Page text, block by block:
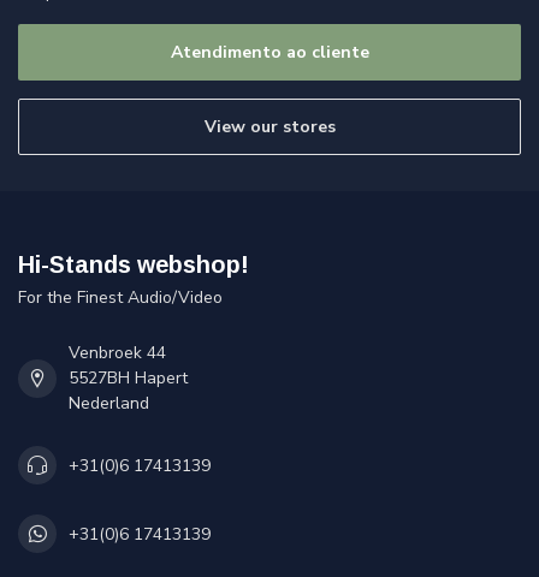
Atendimento ao cliente
View our stores
Hi-Stands webshop!
For the Finest Audio/Video
Venbroek 44
5527BH Hapert
Nederland
+31(0)6 17413139
+31(0)6 17413139